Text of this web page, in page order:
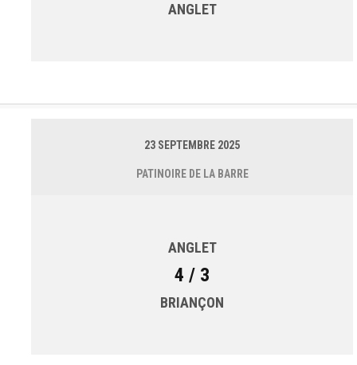
ANGLET
23 SEPTEMBRE 2025
PATINOIRE DE LA BARRE
ANGLET
4 / 3
BRIANÇON